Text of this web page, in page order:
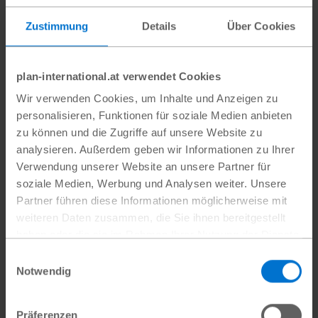
Zustimmung Details Über Cookies
plan-international.at verwendet Cookies
Wir verwenden Cookies, um Inhalte und Anzeigen zu
personalisieren, Funktionen für soziale Medien anbieten
zu können und die Zugriffe auf unsere Website zu
analysieren. Außerdem geben wir Informationen zu Ihrer
Verwendung unserer Website an unsere Partner für
soziale Medien, Werbung und Analysen weiter. Unsere
Partner führen diese Informationen möglicherweise mit
weiteren Daten zusammen, die Sie ihnen bereitgestellt
Datenschutz
Notwendig
Präferenzen
Vormittag führte Moderatorin Latifa Kühn.
Bundesamt für Migration und Flüchtlinge
geförderten ProjektesBrücken bauen –
Vernetzung der hamburgweiten
Integrationsakteure auf allen Ebenenvon
Plan International Deutschland veranstaltet.